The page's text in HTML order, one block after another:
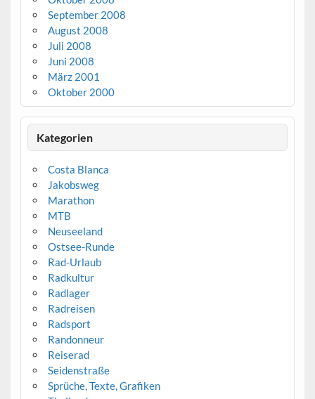
September 2008
August 2008
Juli 2008
Juni 2008
März 2001
Oktober 2000
Kategorien
Costa Blanca
Jakobsweg
Marathon
MTB
Neuseeland
Ostsee-Runde
Rad-Urlaub
Radkultur
Radlager
Radreisen
Radsport
Randonneur
Reiserad
Seidenstraße
Sprüche, Texte, Grafiken